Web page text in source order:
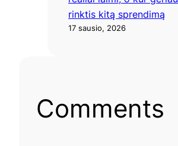
rinktis kitą sprendimą
17 sausio, 2026
Comments